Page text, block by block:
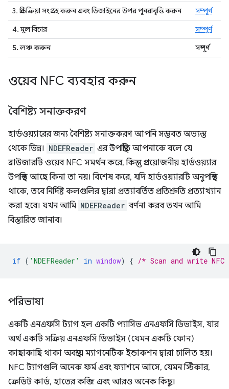
3. প্রতিক্রিয়া সংগ্রহ করুন এবং ডিজাইনের উপর পুনরাবৃত্তি করুন
সম্পূর্ণ
4. মূল বিচার
সম্পূর্ণ
5. লঞ্চ করুন
সম্পূর্ণ
ওয়েব NFC ব্যবহার করুন
বৈশিষ্ট্য সনাক্তকরণ
হার্ডওয়্যারের জন্য বৈশিষ্ট্য সনাক্তকরণ আপনি সম্ভবত অভ্যস্ত
থেকে ভিন্ন। NDEFReader এর উপস্থিতি আপনাকে বলে যে
ব্রাউজারটি ওয়েব NFC সমর্থন করে, কিন্তু প্রয়োজনীয় হার্ডওয়্যার
উপস্থিত আছে কিনা তা নয়। বিশেষ করে, যদি হার্ডওয়্যারটি অনুপস্থিত
থাকে, তবে নির্দিষ্ট কলগুলির দ্বারা প্রত্যাবর্তিত প্রতিশ্রুতি প্রত্যাখ্যান
করা হবে। যখন আমি NDEFReader বর্ণনা করব তখন আমি
বিস্তারিত জানাব।
if ( 'NDEFReader' in window) { /* Scan and write NFC
পরিভাষা
একটি এনএফসি ট্যাগ হল একটি প্যাসিভ এনএফসি ডিভাইস, যার
অর্থ একটি সক্রিয় এনএফসি ডিভাইস (যেমন একটি ফোন)
কাছাকাছি থাকা অবস্থায় ম্যাগনেটিক ইন্ডাকশন দ্বারা চালিত হয়।
NFC ট্যাগগুলি অনেক ফর্ম এবং ফ্যাশনে আসে, যেমন স্টিকার,
ক্রেডিট কার্ড, হাতের কব্জি এবং আরও অনেক কিছু।